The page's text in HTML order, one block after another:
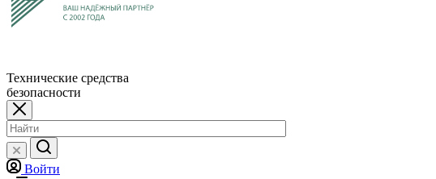
Технические средства
безопасности
Войти